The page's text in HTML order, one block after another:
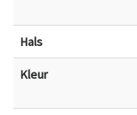
Hals
Kleur